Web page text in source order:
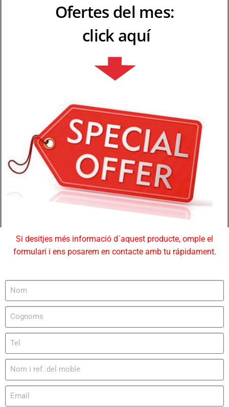
Ofertes del mes:
click aquí
Si desitjes més informació d´aquest producte, omple el
formulari i ens posarem en contacte amb tu rápidament.